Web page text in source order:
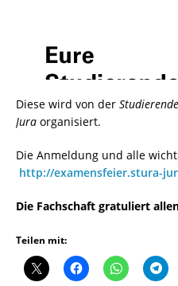
Diese wird von der
Jura organisiert.
Die Anmeldung und alle
http://examensfeier.stura-
Die Fachschaft gratuliert
Teilen mit: